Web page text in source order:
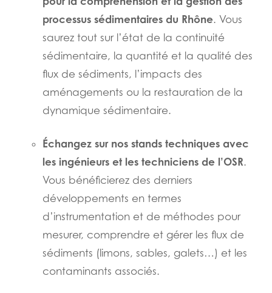
processus sédimentaires du Rhône. Vous
saurez tout sur l’état de la continuité
sédimentaire, la quantité et la qualité des
flux de sédiments, l’impacts des
aménagements ou la restauration de la
dynamique sédimentaire.
Échangez sur nos stands techniques avec
les ingénieurs et les techniciens de l’OSR.
Vous bénéficierez des derniers
développements en termes
d’instrumentation et de méthodes pour
mesurer, comprendre et gérer les flux de
sédiments (limons, sables, galets…) et les
contaminants associés.